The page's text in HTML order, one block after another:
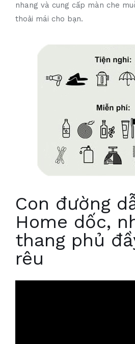
nhang và cung cấp màn che
thoải mái cho bạn.
Con đường
Home dốc,
thang phủ
rêu